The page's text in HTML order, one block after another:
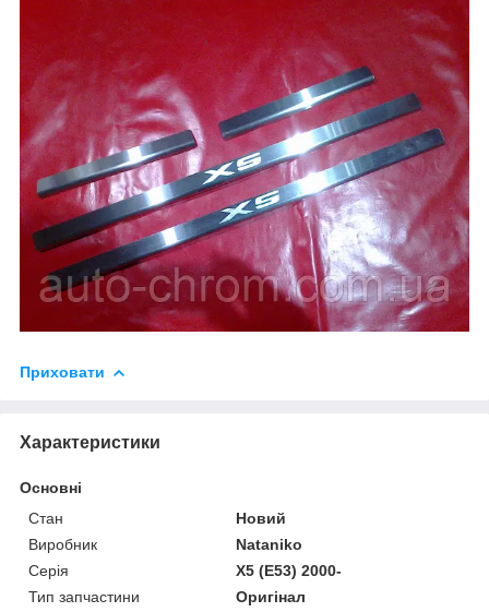
Приховати
Характеристики
Основні
Стан
Новий
Виробник
Nataniko
Серія
X5 (E53) 2000-
Тип запчастини
Оригінал